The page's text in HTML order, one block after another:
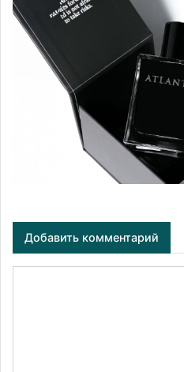
Добавить комментарий